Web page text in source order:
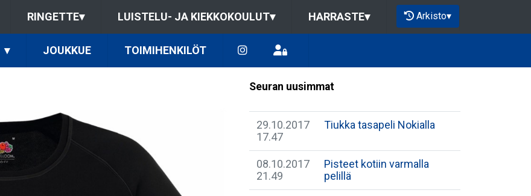
RINGETTE▾ LUISTELU- JA KIEKKOKOULUT▾ HARRASTE▾ Arkisto▾
▾ JOUKKUE TOIMIHENKILÖT
Seuran uusimmat
29.10.2017
17.47
Tiukka tasapeli Nokialla
08.10.2017
21.49
Pisteet kotiin varmalla
pelillä